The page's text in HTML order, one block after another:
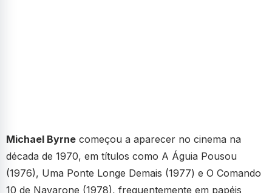
Michael Byrne começou a aparecer no cinema na
década de 1970, em títulos como A Águia Pousou
(1976), Uma Ponte Longe Demais (1977) e O Comando
10 de Navarone (1978), frequentemente em papéis